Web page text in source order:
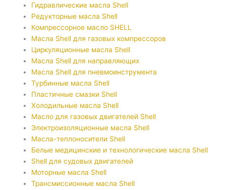
Гидравлические масла Shell
Редукторные масла Shell
Компрессорное масло SHELL
Масла Shell для газовых компрессоров
Циркуляционные масла Shell
Масла Shell для направляющих
Масла Shell для пневмоинструмента
Турбинные масла Shell
Пластичные смазки Shell
Холодильные масла Shell
Масло для газовых двигателей Shell
Электроизоляционные масла Shell
Масла-теплоносители Shell
Белые медицинские и технологические масла Shell
Shell для судовых двигателей
Моторные масла Shell
Трансмиссионные масла Shell